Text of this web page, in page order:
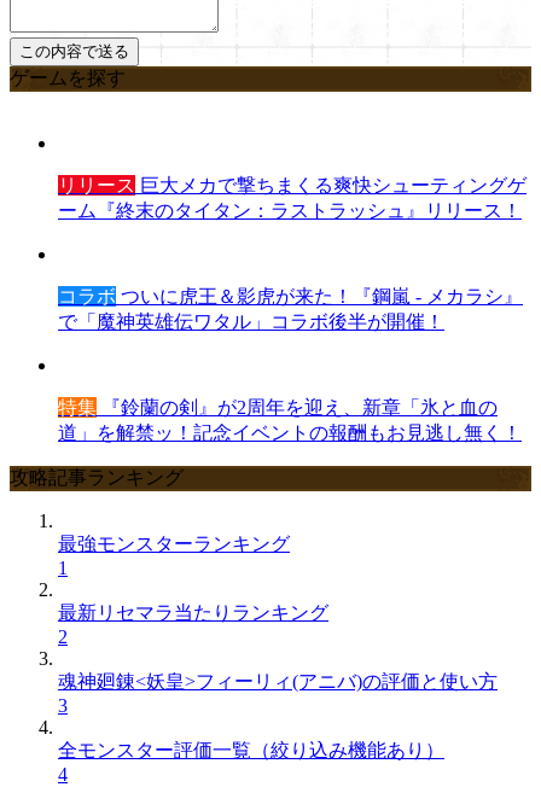
ゲームを探す
リリース 巨大メカで撃ちまくる爽快シューティングゲ
ーム『終末のタイタン：ラストラッシュ』リリース！
コラボ ついに虎王＆影虎が来た！『鋼嵐 - メカラシ』
で「魔神英雄伝ワタル」コラボ後半が開催！
特集 『鈴蘭の剣』が2周年を迎え、新章「氷と血の
道」を解禁ッ！記念イベントの報酬もお見逃し無く！
攻略記事ランキング
最強モンスターランキング
1
最新リセマラ当たりランキング
2
魂神廻錬<妖皇>フィーリィ(アニバ)の評価と使い方
3
全モンスター評価一覧（絞り込み機能あり）
4